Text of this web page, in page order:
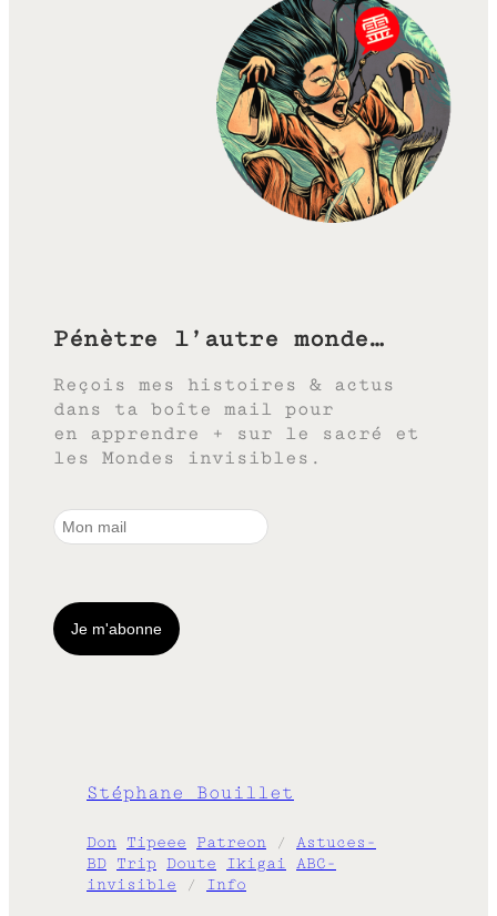
Pénètre l’autre monde…
Reçois mes histoires & actus
dans ta boîte mail pour
en apprendre + sur le sacré et
les Mondes invisibles.
Stéphane Bouillet
Don Tipeee Patreon / Astuces-
BD Trip Doute Ikigai ABC-
invisible / Info